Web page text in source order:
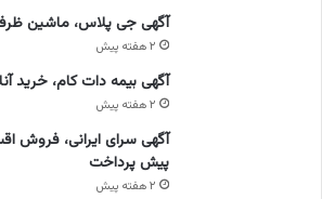
آگهی جی پلاس، ماشین
۲ هفته پیش
آگهی بیمه دات کام، خرید آنلاین
۲ هفته پیش
آگهی سرای ایرانی، فروش
پیش پرداخت
۲ هفته پیش